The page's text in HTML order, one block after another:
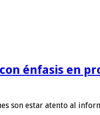
énfasis en
son estar atento al